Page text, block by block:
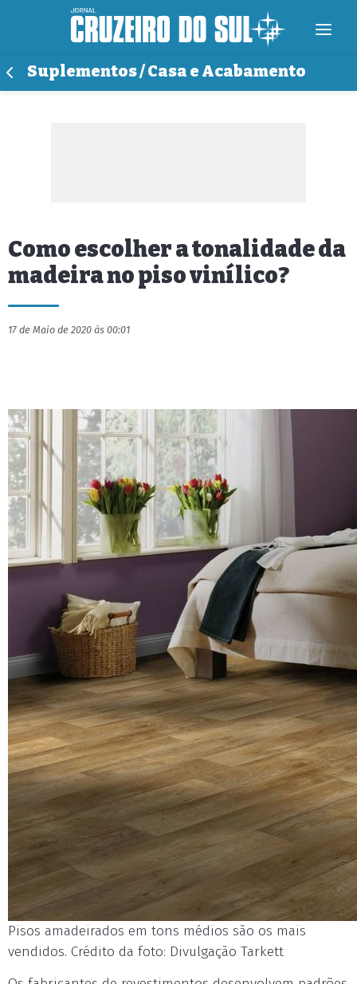
Suplementos / Casa e Acabamento
Como escolher a tonalidade da
madeira no piso vinílico?
17 de Maio de 2020 às 00:01
Pisos amadeirados em tons médios são os mais
vendidos. Crédito da foto: Divulgação Tarkett